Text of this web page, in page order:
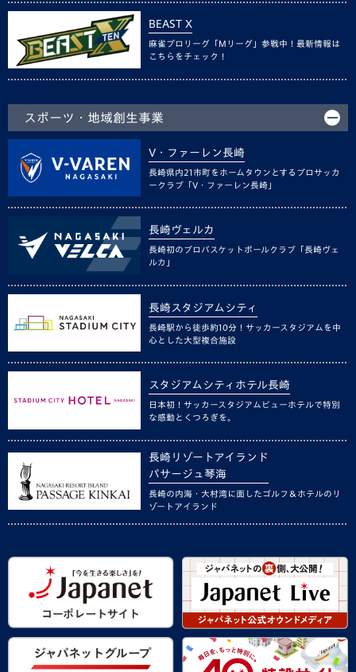
BEAST X
麻雀プロリーグ「Mリーグ」参戦中！最新情報は
こちらをチェック！
スポーツ・地域創生事業
V・ファーレン長崎
長崎県内21市町をホームタウンとするプロサッカ
ークラブ「V・ファーレン長崎」
長崎ヴェルカ
長崎初のプロバスケットボールクラブ「長崎ヴェ
ルカ」
長崎スタジアムシティ
長崎駅から徒歩約10分！サッカースタジアムを中
心とした大型複合施設
スタジアムシティホテル長崎
日本初！サッカースタジアムビューホテルで特別
な感動とくつろぎを。
長崎リゾートアイランド
パサージュ琴海
長崎の内海・大村湾に面したゴルフ＆ホテルのリ
ゾートアイランド